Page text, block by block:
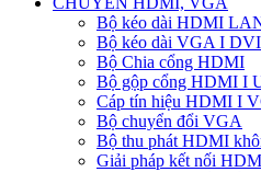
Bộ kéo dài HDMI
Bộ kéo dài VGA I
Bộ Chia cổng HDMI
Bộ gộp cổng HDMI I
Cáp tín hiệu HDMI I
Bộ chuyển đổi VGA
Bộ thu phát HDMI
Giải pháp kết nối